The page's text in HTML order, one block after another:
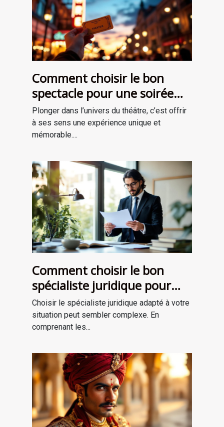
Comment choisir le bon
spectacle pour une soirée
théâtrale inoubliable ?
Plonger dans l’univers du théâtre, c’est offrir
à ses sens une expérience unique et
mémorable....
Comment choisir le bon
spécialiste juridique pour
vos besoins ?
Choisir le spécialiste juridique adapté à votre
situation peut sembler complexe. En
comprenant les...